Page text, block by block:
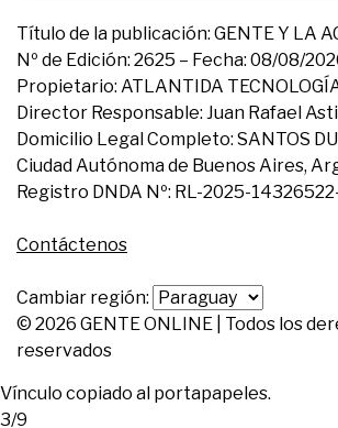
Título de la publicación: GENTE Y LA
Nº de Edición: 2625 – Fecha: 08/08/
Propietario: ATLANTIDA
Director Responsable: Juan Rafael
Domicilio Legal Completo: SANTOS
Ciudad Autónoma de Buenos Aires,
Registro DNDA Nº: RL-2025-
Contáctenos
Cambiar región:
© 2026 GENTE ONLINE | Todos los
reservados
Vínculo copiado al portapapeles.
3/9